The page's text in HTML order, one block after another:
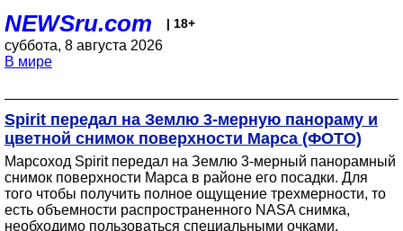
NEWSru.com | 18+
суббота, 8 августа 2026
В мире
Spirit передал на Землю 3-мерную панораму и
цветной снимок поверхности Марса (ФОТО)
Марсоход Spirit передал на Землю 3-мерный панорамный
снимок поверхности Марса в районе его посадки. Для
того чтобы получить полное ощущение трехмерности, то
есть объемности распространенного NASA снимка,
необходимо пользоваться специальными очками.